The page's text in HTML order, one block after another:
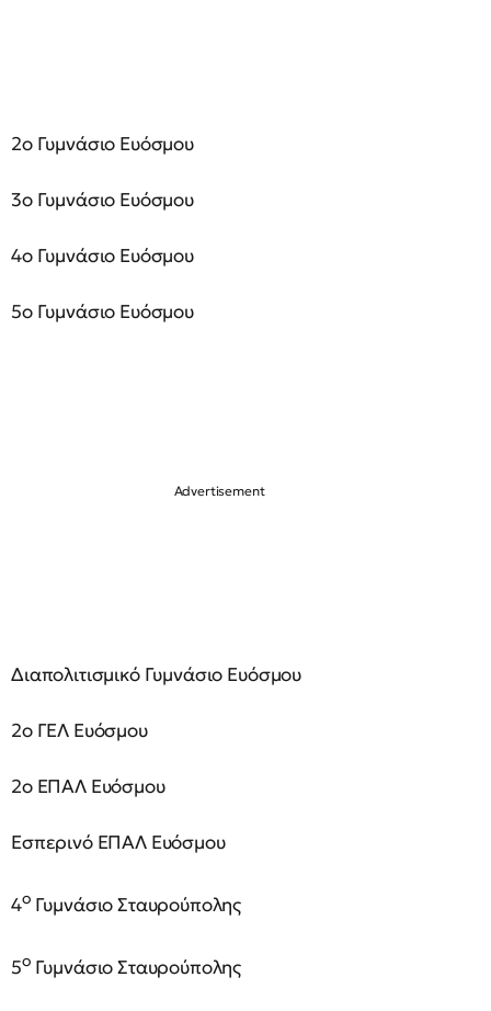
2ο Γυμνάσιο Ευόσμου
3ο Γυμνάσιο Ευόσμου
4ο Γυμνάσιο Ευόσμου
5ο Γυμνάσιο Ευόσμου
Διαπολιτισμικό Γυμνάσιο Ευόσμου
2ο ΓΕΛ Ευόσμου
2ο ΕΠΑΛ Ευόσμου
Εσπερινό ΕΠΑΛ Ευόσμου
4οΓυμνάσιο Σταυρούπολης
5οΓυμνάσιο Σταυρούπολης